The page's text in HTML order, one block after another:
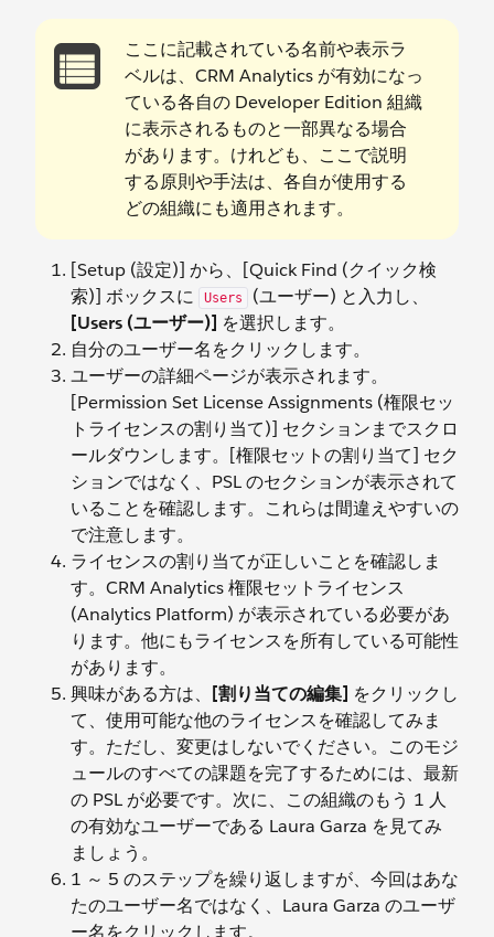
ここに記載されている名前や表示ラ
ベルは、CRM Analytics が有効になっ
ている各自の Developer Edition 組織
に表示されるものと一部異なる場合
があります。けれども、ここで説明
する原則や手法は、各自が使用する
どの組織にも適用されます。
[Setup (設定)] から、[Quick Find (クイック検
索)] ボックスに
Users
(ユーザー) と入力し、
[Users (ユーザー)] を選択します。
自分のユーザー名をクリックします。
ユーザーの詳細ページが表示されます。
[Permission Set License Assignments (権限セッ
トライセンスの割り当て)] セクションまでスクロ
ールダウンします。[権限セットの割り当て] セク
ションではなく、PSL のセクションが表示されて
いることを確認します。これらは間違えやすいの
で注意します。
ライセンスの割り当てが正しいことを確認しま
す。CRM Analytics 権限セットライセンス
(Analytics Platform) が表示されている必要があ
ります。他にもライセンスを所有している可能性
があります。
興味がある方は、
[割り当ての編集] をクリックし
て、使用可能な他のライセンスを確認してみま
す。ただし、変更はしないでください。このモジ
ュールのすべての課題を完了するためには、最新
の PSL が必要です。次に、この組織のもう 1 人
の有効なユーザーである Laura Garza を見てみ
ましょう。
1 ～ 5 のステップを繰り返しますが、今回はあな
たのユーザー名ではなく、Laura Garza のユーザ
ー名をクリックします。